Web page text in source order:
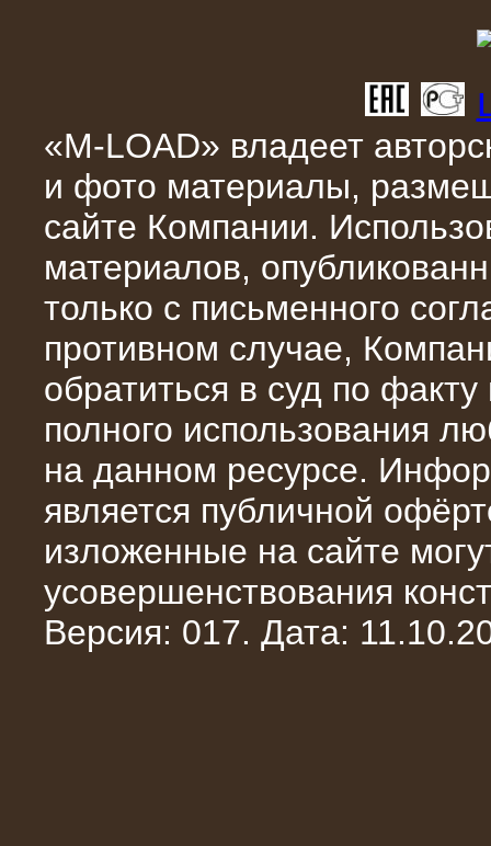
08.05.2015
Нагрузочный комплекс 18 МВт (6 кВ)
для газотурбинных генераторов
10.04.2015
Аренда нагрузочного модуля 4 МВт,
10 кВ
«M-LOAD» владеет
и фото материалы,
сайте Компании.
материалов,
только с письменного
противном случае,
обратиться в суд по
полного использования
на данном ресурсе.
является публичной
изложенные на сайте
усовершенствования
Версия: 017. Дата: